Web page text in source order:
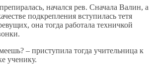
начался рев. Сначала Валин, а
подкрепления вступилась тетя
она тогда работала техничкой
– приступила тогда учительница к
ученику.